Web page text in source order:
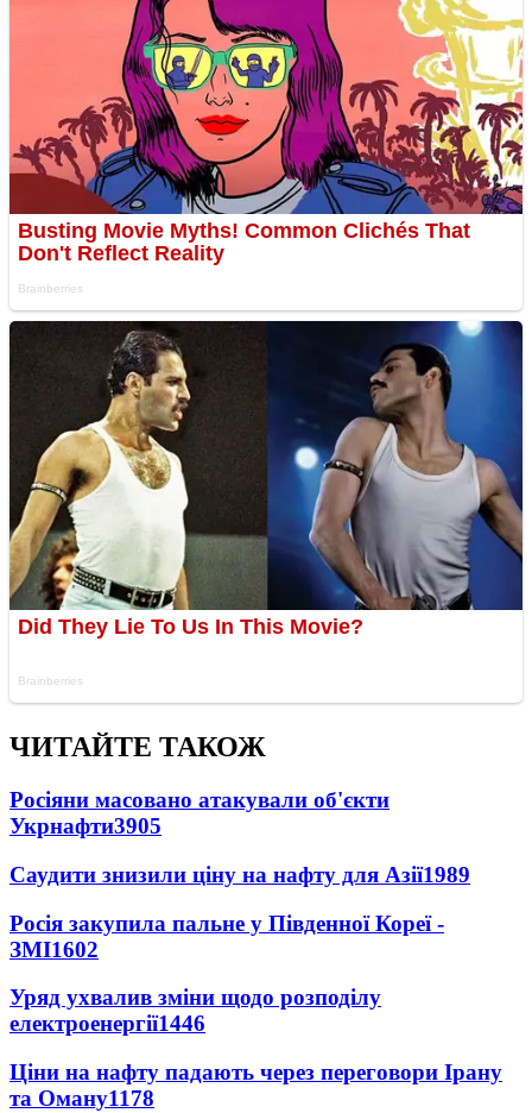
ЧИТАЙТЕ ТАКОЖ
Росіяни масовано атакували об'єкти
Укрнафти3905
Саудити знизили ціну на нафту для Азії1989
Росія закупила пальне у Південної Кореї -
ЗМІ1602
Уряд ухвалив зміни щодо розподілу
електроенергії1446
Ціни на нафту падають через переговори Ірану
та Оману1178